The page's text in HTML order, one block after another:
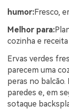
humor:Fresco,
Melhor para:
cozinha e
Ervas verdes
parecem uma
peras no
paredes e, em
sotaque